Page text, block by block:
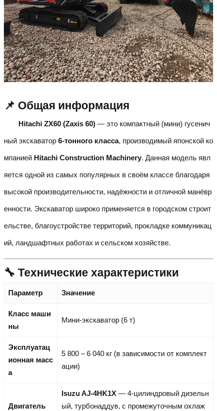
📌 Общая информация
Hitachi ZX60 (Zaxis 60) — это компактный (мини) гусенич
ный экскаватор 6-тонного класса, производимый японской ко
мпанией Hitachi Construction Machinery. Данная модель явл
яется одной из самых популярных в своём классе благодаря
высокой производительности, надёжности и отличной манёвр
енности. Экскаватор широко применяется в городском строит
ельстве, благоустройстве территорий, прокладке коммуникац
ий, ландшафтных работах и сельском хозяйстве.
🔧 Технические характеристики
Параметр Значение
Класс маши
ны
Мини-экскаватор (6 т)
Эксплуатац
ионная масс
а
5 800 – 6 040 кг (в зависимости от комплект
ации)
Двигатель
Isuzu AJ-4HK1X — 4-цилиндровый дизельн
ый, турбонаддув, с промежуточным охлаж